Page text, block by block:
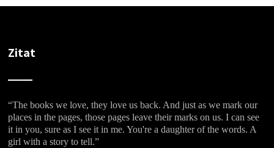
Zitat
“The books we love, they love us back. And just as we mark our
places in the pages, those pages leave their marks on us. I can see
it in you, sure as I see it in me. You're a daughter of the words. A
girl with a story to tell.”